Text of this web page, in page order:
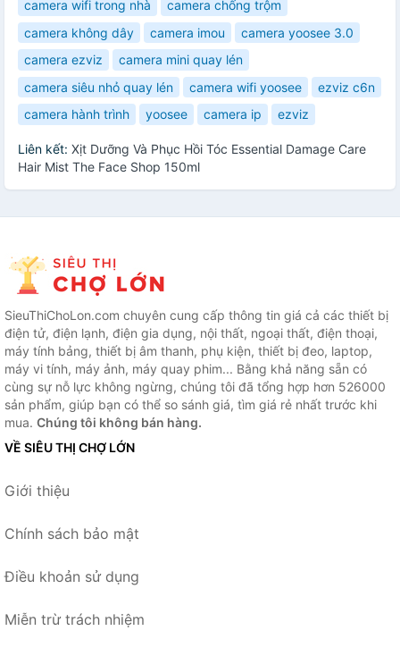
camera wifi trong nhà
camera chống trộm
camera không dây
camera imou
camera yoosee 3.0
camera ezviz
camera mini quay lén
camera siêu nhỏ quay lén
camera wifi yoosee
ezviz c6n
camera hành trình
yoosee camera ip ezviz
Liên kết: Xịt Dưỡng Và Phục Hồi Tóc Essential Damage Care
Hair Mist The Face Shop 150ml
SieuThiChoLon.com chuyên cung cấp thông tin giá cả các thiết bị
điện tử, điện lạnh, điện gia dụng, nội thất, ngoại thất, điện thoại,
máy tính bảng, thiết bị âm thanh, phụ kiện, thiết bị đeo, laptop,
máy vi tính, máy ảnh, máy quay phim... Bằng khả năng sẵn có
cùng sự nỗ lực không ngừng, chúng tôi đã tổng hợp hơn 526000
sản phẩm, giúp bạn có thể so sánh giá, tìm giá rẻ nhất trước khi
mua. Chúng tôi không bán hàng.
VỀ SIÊU THỊ CHỢ LỚN
Giới thiệu
Chính sách bảo mật
Điều khoản sử dụng
Miễn trừ trách nhiệm